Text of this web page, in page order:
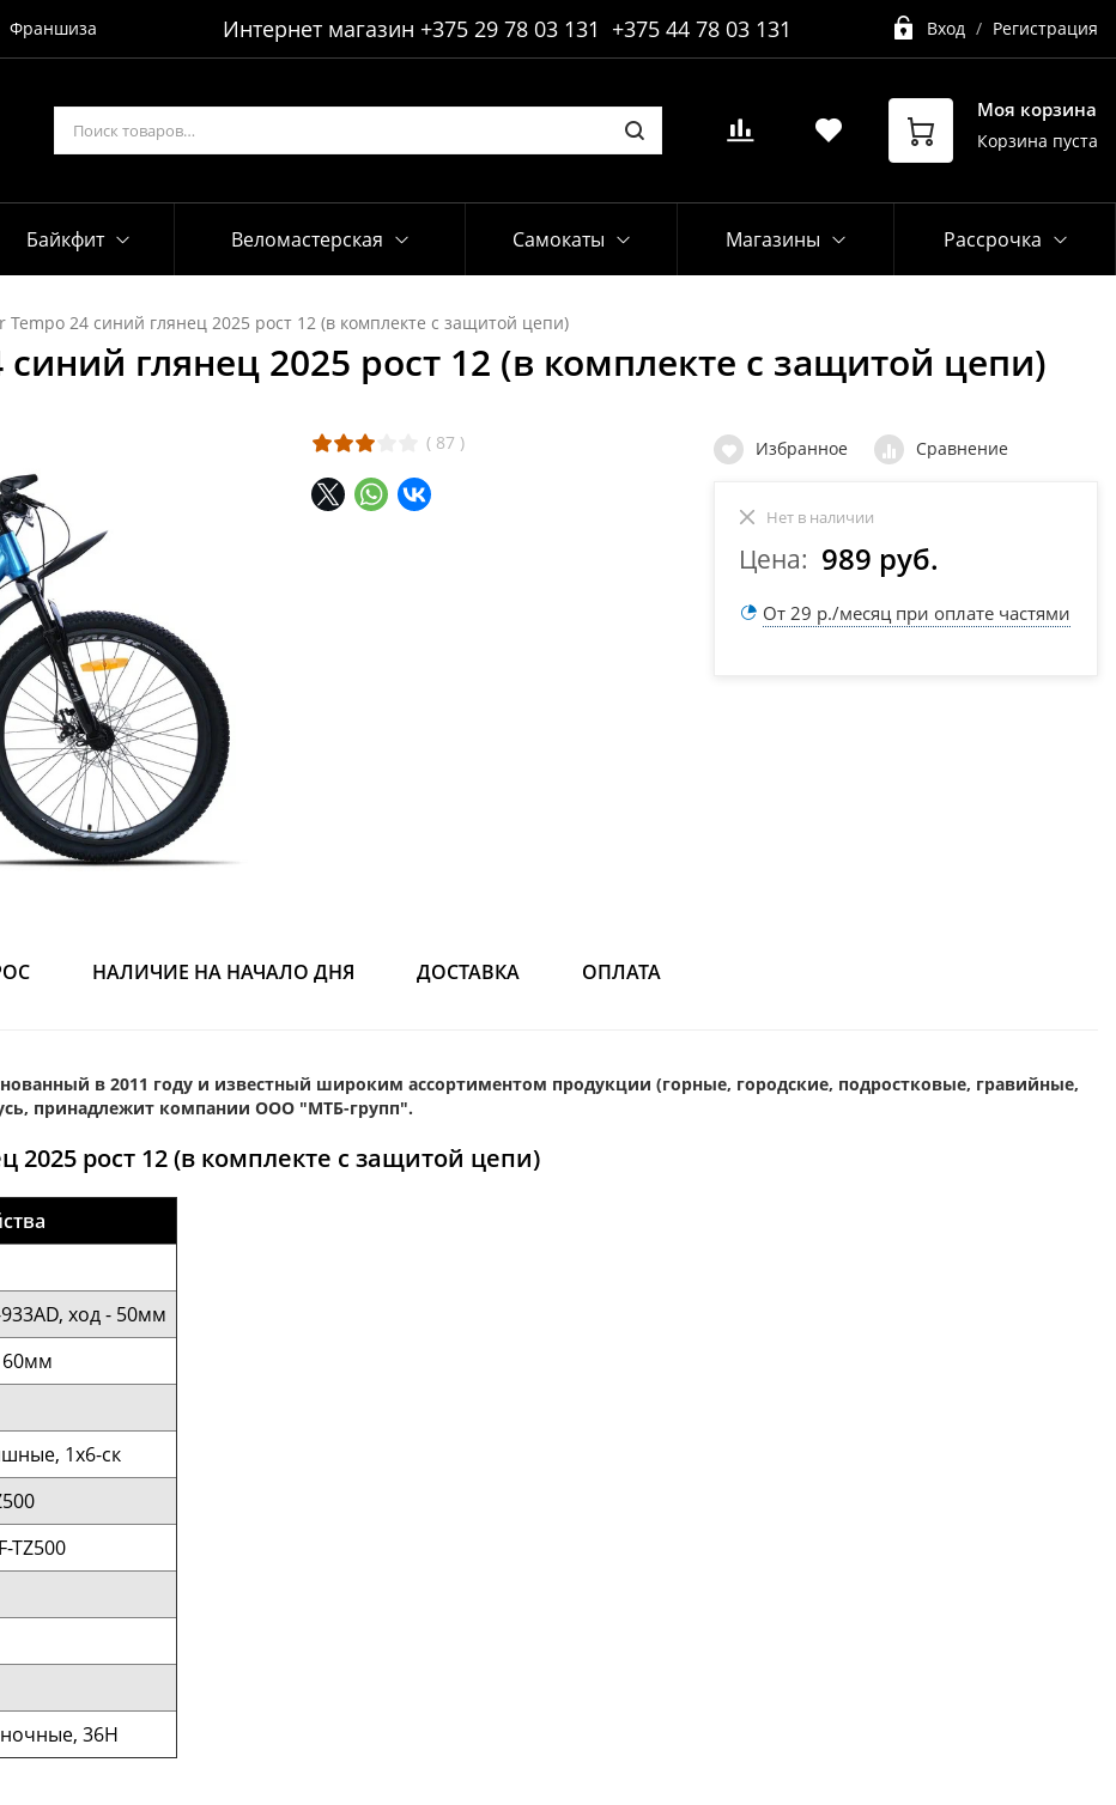
Франшиза Интернет магазин +375 29 78 03 131 +375 44 78 03 131 Вход / Регистрация
Моя корзина
Корзина пуста
Байкфит Веломастерская Самокаты Магазины Рассрочка
Tempo 24 синий глянец 2025 рост 12 (в комплекте с защитой цепи)
глянец 2025 рост 12 (в комплекте с защитой цепи)
( 87 ) Избранное Сравнение
Нет в наличии
Цена: 989 руб.
От 29 р./месяц при оплате частями
НАЛИЧИЕ НА НАЧАЛО ДНЯ ДОСТАВКА ОПЛАТА
в 2011 году и известный широким ассортиментом продукции (горные, городские, подростковые, гравийные,
принадлежит компании ООО "МТБ-групп".
2025 рост 12 (в комплекте с защитой цепи)
ход - 50мм
1х6-ск
TZ500
36H